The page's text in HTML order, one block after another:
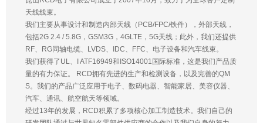
天线线束。
我们主要从事设计和制造内部天线（PCB/FPC/铁件），外部天线，
包括2G 2.4 / 5.8G，GSM3G，4GLTE，5G天线；此外，我们还提供
RF、RG同轴电缆、LVDS、IDC、FFC、电子设备和汽车线束。
我们获得了UL、I ATF16949和ISO14001国际标准，这是我们产品质
量的有力保证。 RCD拥有先进的生产和检测设备，以及完善的QM
S。我们的产品广泛应用于电子、数码电器、智能家居、美容仪器、
汽车、通讯、航空航天等领域。
经过13年的发展，RCD积累了多项核心加工制造技术。我们自己的